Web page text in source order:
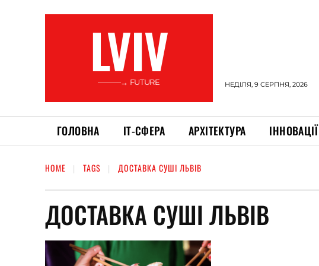
LVIV
———→ FUTURE НЕДІЛЯ, 9 СЕРПНЯ, 2026
ГОЛОВНА ІТ-СФЕРА АРХІТЕКТУРА ІННОВАЦІЇ
HOME TAGS ДОСТАВКА СУШІ ЛЬВІВ
ДОСТАВКА СУШІ ЛЬВІВ